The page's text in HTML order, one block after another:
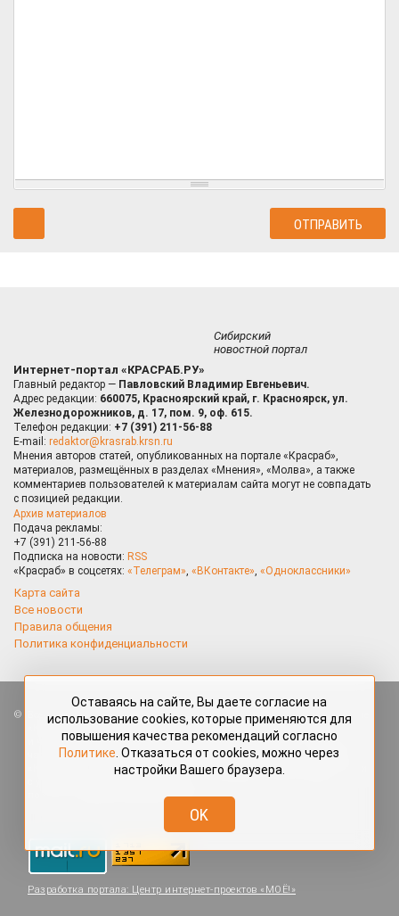
Сибирский
новостной портал
Интернет-портал «КРАСРАБ.РУ»
Главный редактор — Павловский Владимир Евгеньевич.
Адрес редакции: 660075, Красноярский край, г. Красноярск, ул.
Железнодорожников, д. 17, пом. 9, оф. 615.
Телефон редакции: +7 (391) 211-56-88
E-mail: redaktor@krasrab.krsn.ru
Мнения авторов статей, опубликованных на портале «Красраб»,
материалов, размещённых в разделах «Мнения», «Молва», а также
комментариев пользователей к материалам сайта могут не совпадать
с позицией редакции.
Архив материалов
Подача рекламы:
+7 (391) 211-56-88
Подписка на новости: RSS
«Красраб» в соцсетях: «Телеграм», «ВКонтакте», «Одноклассники»
Карта сайта
Все новости
Правила общения
Политика конфиденциальности
Все права защищены. Любые материалы, размещённые на портале
«Красраб.ру» сотрудниками редакции, нештатными авторами
и читателями, являются объектами авторского права. Полное или
частичное использование материалов, размещённых на портале
«Красраб.ру», допускается только с письменного согласия редакции
redaktor@krasrab.krsn.ru.
Разработка портала: Центр интернет-проектов «МОЁ!»
Оставаясь на сайте, Вы даете согласие на
использование cookies, которые применяются для
повышения качества рекомендаций согласно
Политике . Отказаться от cookies, можно через
настройки Вашего браузера.
OK